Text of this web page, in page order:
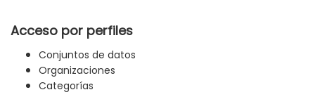
Acceso por perfiles
Conjuntos de datos
Organizaciones
Categorías